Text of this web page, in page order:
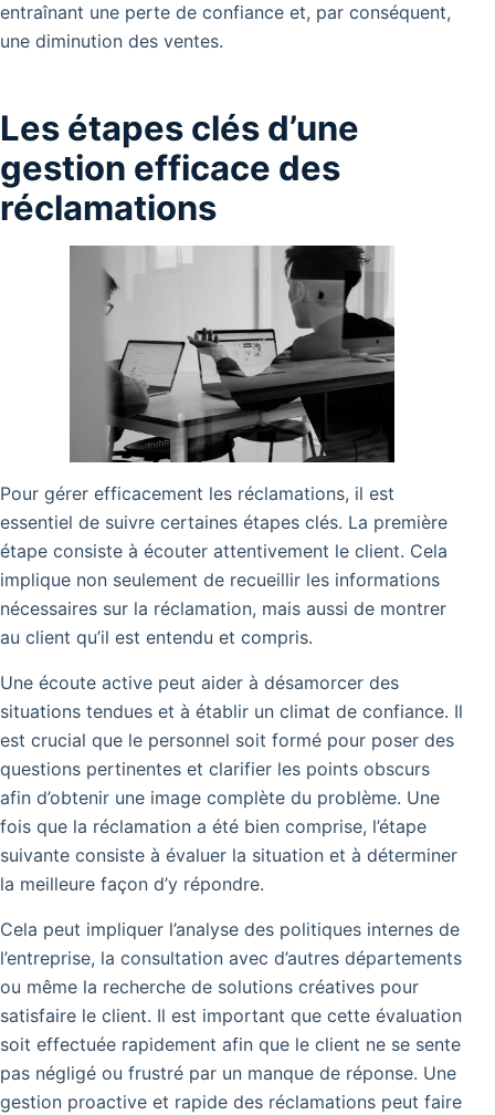
entraînant une perte de confiance et, par conséquent,
une diminution des ventes.
Les étapes clés d’une
gestion efficace des
réclamations
Pour gérer efficacement les réclamations, il est
essentiel de suivre certaines étapes clés. La première
étape consiste à écouter attentivement le client. Cela
implique non seulement de recueillir les informations
nécessaires sur la réclamation, mais aussi de montrer
au client qu’il est entendu et compris.
Une écoute active peut aider à désamorcer des
situations tendues et à établir un climat de confiance. Il
est crucial que le personnel soit formé pour poser des
questions pertinentes et clarifier les points obscurs
afin d’obtenir une image complète du problème. Une
fois que la réclamation a été bien comprise, l’étape
suivante consiste à évaluer la situation et à déterminer
la meilleure façon d’y répondre.
Cela peut impliquer l’analyse des politiques internes de
l’entreprise, la consultation avec d’autres départements
ou même la recherche de solutions créatives pour
satisfaire le client. Il est important que cette évaluation
soit effectuée rapidement afin que le client ne se sente
pas négligé ou frustré par un manque de réponse. Une
gestion proactive et rapide des réclamations peut faire